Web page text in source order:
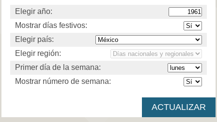
Elegir año:
Mostrar días festivos:
Elegir país:
Elegir región:
Primer día de la semana:
Mostrar número de semana: